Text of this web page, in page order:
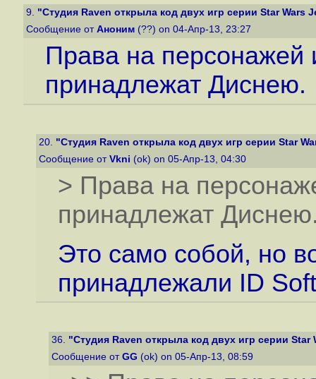
9. "Студия Raven открыла код двух игр серии Star Wars
Сообщение от Аноним (??) on 04-Апр-13, 23:27
Права на
принадлежат Диснею.
20. "Студия Raven открыла код двух игр серии Star
Сообщение от Vkni (ok) on 05-Апр-13, 04:30
> Права на
принадлежат
Это само собой, но
принадлежали ID
36. "Студия Raven открыла код двух игр серии Star
Сообщение от GG (ok) on 05-Апр-13, 08:59